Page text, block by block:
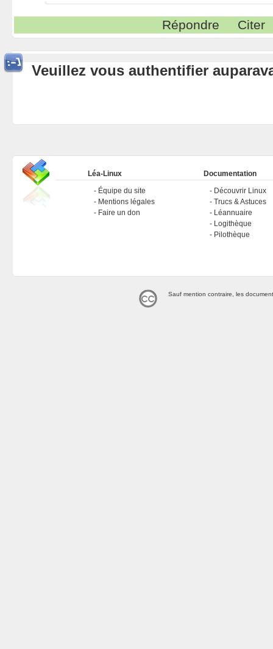
Répondre Citer
Veuillez vous authentifier
Léa-Linux
Équipe du site
Mentions légales
Faire un don
Documentation
Découvrir Linux
Trucs & Astuces
Léannuaire
Logithèque
Pilothèque
Sauf mention contraire, les